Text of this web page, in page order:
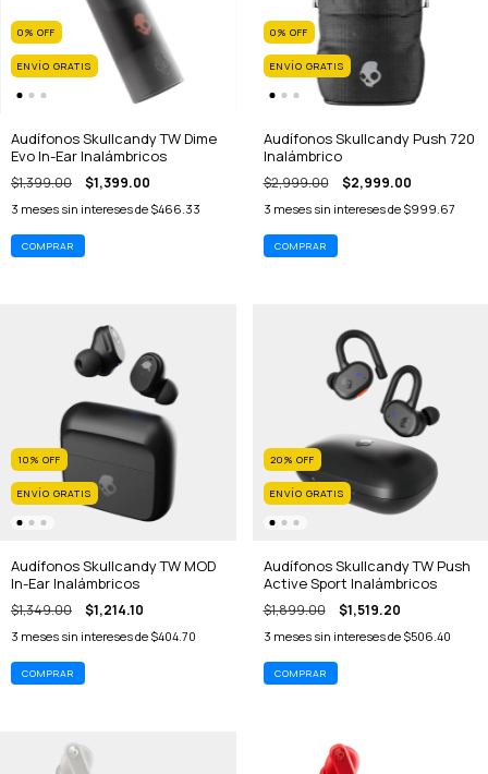
0% OFF
ENVÍO GRATIS
Audífonos Skullcandy TW Dime
Evo In-Ear Inalámbricos
$1,399.00 $1,399.00
3 meses sin intereses de $466.33
0% OFF
ENVÍO GRATIS
Audífonos Skullcandy Push 720
Inalámbrico
$2,999.00 $2,999.00
3 meses sin intereses de $999.67
10% OFF
ENVÍO GRATIS
Audífonos Skullcandy TW MOD
In-Ear Inalámbricos
$1,349.00 $1,214.10
3 meses sin intereses de $404.70
20% OFF
ENVÍO GRATIS
Audífonos Skullcandy TW Push
Active Sport Inalámbricos
$1,899.00 $1,519.20
3 meses sin intereses de $506.40